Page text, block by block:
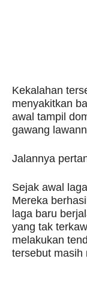
Kekalahan
menyakitkan
awal tampil
gawang
Jalannya
Sejak awal
Mereka
laga baru
yang tak
melakukan
tersebut masih